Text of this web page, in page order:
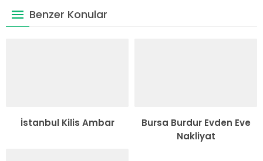
Benzer Konular
İstanbul Kilis Ambar
Bursa Burdur Evden Eve
Nakliyat